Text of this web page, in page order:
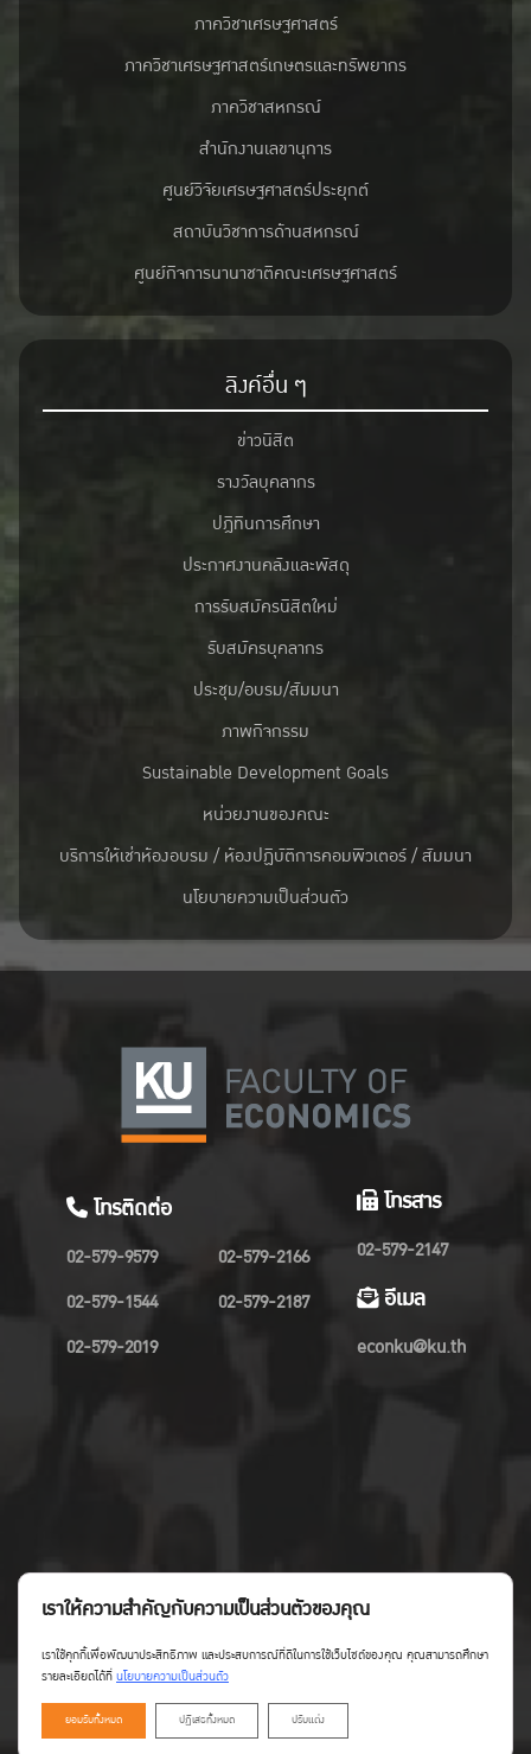
ภาควิชาเศรษฐศาสตร์
ภาควิชาเศรษฐศาสตร์เกษตรและทรัพยากร
ภาควิชาสหกรณ์
สำนักงานเลขานุการ
ศูนย์วิจัยเศรษฐศาสตร์ประยุกต์
สถาบันวิชาการด้านสหกรณ์
ศูนย์กิจการนานาชาติคณะเศรษฐศาสตร์
ลิงค์อื่น ๆ
ข่าวนิสิต
รางวัลบุคลากร
ปฎิทินการศึกษา
ประกาศงานคลังและพัสดุ
การรับสมัครนิสิตใหม่
รับสมัครบุคลากร
ประชุม/อบรม/สัมมนา
ภาพกิจกรรม
Sustainable Development Goals
หน่วยงานของคณะ
บริการให้เช่าห้องอบรม / ห้องปฏิบัติการคอมพิวเตอร์ / สัมมนา
นโยบายความเป็นส่วนตัว
โทรติดต่อ
02-579-9579
02-579-1544
02-579-2019
02-579-2166
02-579-2187
โทรสาร
02-579-2147
อีเมล
econku@ku.th
Copyright©Faculty of Economics KU
เราให้ความสำคัญกับความเป็นส่วนตัวของคุณ
เราใช้คุกกี้เพื่อพัฒนาประสิทธิภาพ และประสบการณ์ที่ดีในการใช้เว็บไซต์ของคุณ คุณสามารถศึกษา
รายละเอียดได้ที่นโยบายความเป็นส่วนตัว
ยอมรับทั้งหมด ปฏิเสธทั้งหมด ปรับแต่ง